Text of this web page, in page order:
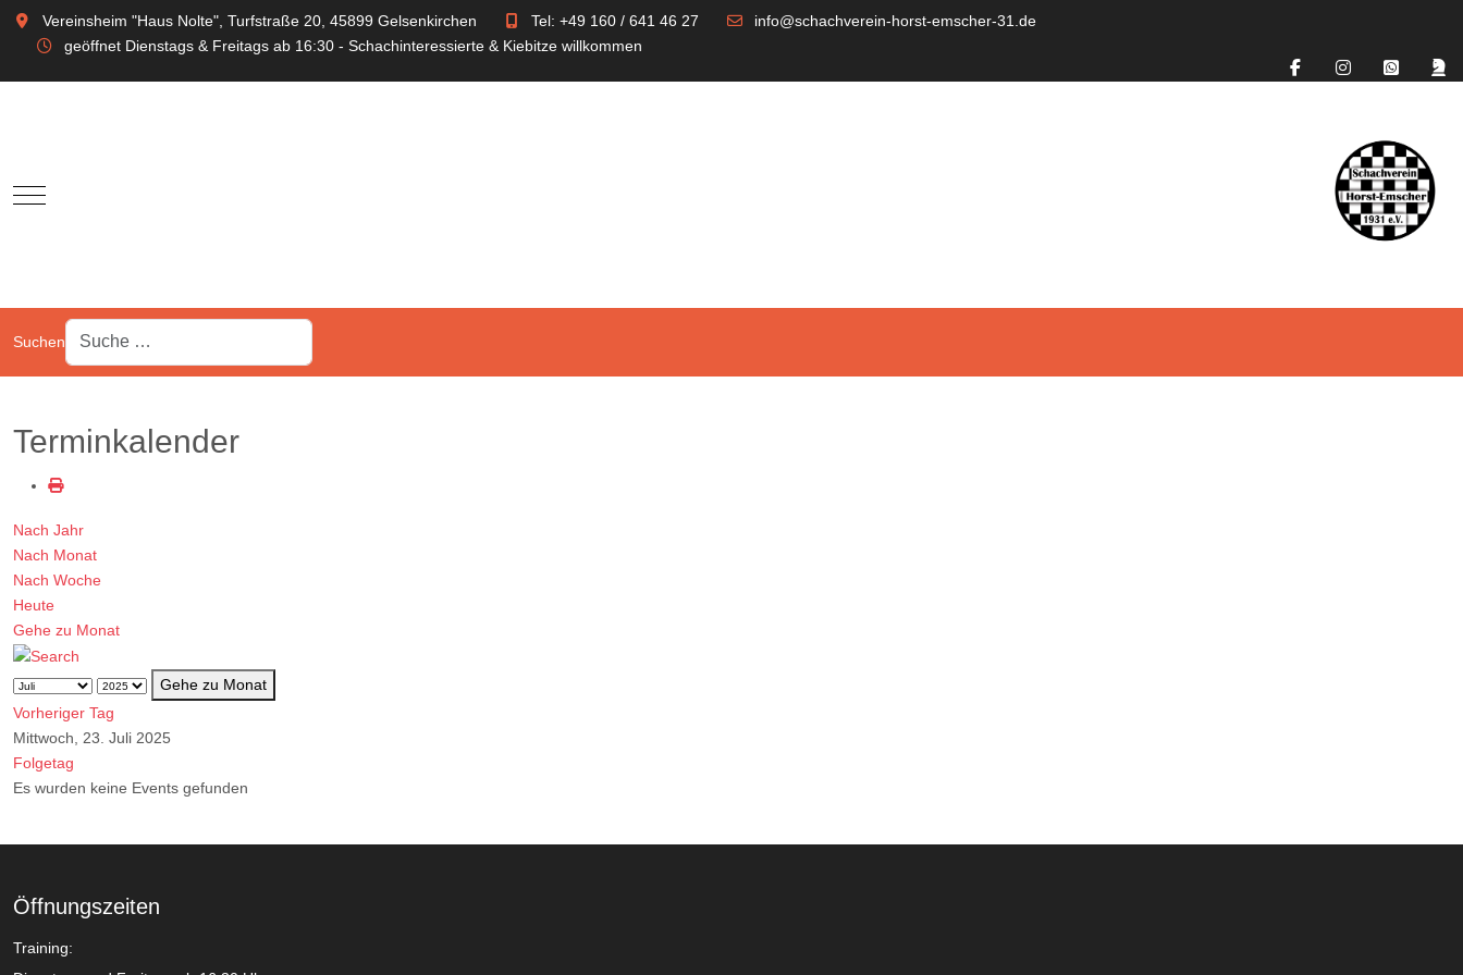
Vereinsheim "Haus Nolte", Turfstraße 20, 45899 Gelsenkirchen Tel: +49 160 / 641 46 27
info@schachverein-horst-emscher-31.de
geöffnet Dienstags & Freitags ab 16:30 - Schachinteressierte & Kiebitze willkommen
Mobile Menu Toggle
Suchen
Terminkalender
Nach Jahr
Nach Monat
Nach Woche
Heute
Gehe zu Monat
Gehe zu Monat
Vorheriger Tag
Mittwoch, 23. Juli 2025
Folgetag
Es wurden keine Events gefunden
Öffnungszeiten
Training: